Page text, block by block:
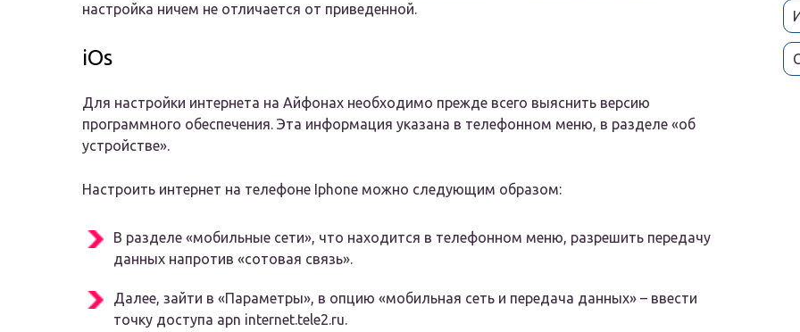
настройка ничем не отличается от приведенной.
iOs
Для настройки интернета на Айфонах необходимо прежде всего выяснить версию
программного обеспечения. Эта информация указана в телефонном меню, в разделе «об
устройстве».
Настроить интернет на телефоне Iphone можно следующим образом:
В разделе «мобильные сети», что находится в телефонном меню, разрешить передачу
данных напротив «сотовая связь».
Далее, зайти в «Параметры», в опцию «мобильная сеть и передача данных» – ввести
точку доступа apn internet.tele2.ru.